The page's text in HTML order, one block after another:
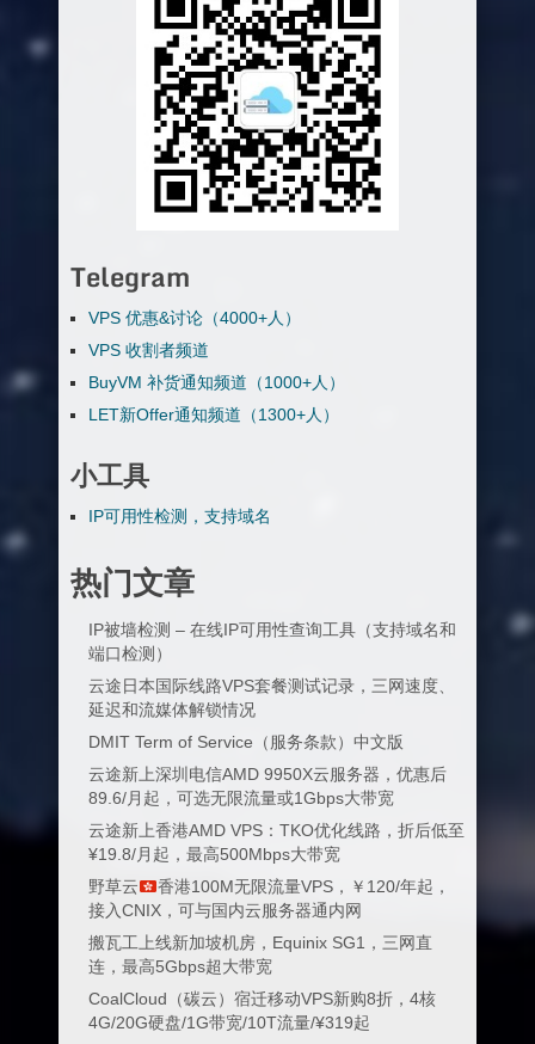
Telegram
VPS 优惠&讨论（4000+人）
VPS 收割者频道
BuyVM 补货通知频道（1000+人）
LET新Offer通知频道（1300+人）
小工具
IP可用性检测，支持域名
热门文章
IP被墙检测 – 在线IP可用性查询工具（支持域名和
端口检测）
云途日本国际线路VPS套餐测试记录，三网速度、
延迟和流媒体解锁情况
DMIT Term of Service（服务条款）中文版
云途新上深圳电信AMD 9950X云服务器，优惠后
89.6/月起，可选无限流量或1Gbps大带宽
云途新上香港AMD VPS：TKO优化线路，折后低至
¥19.8/月起，最高500Mbps大带宽
野草云
香港100M无限流量VPS，￥120/年起，
接入CNIX，可与国内云服务器通内网
搬瓦工上线新加坡机房，Equinix SG1，三网直
连，最高5Gbps超大带宽
CoalCloud（碳云）宿迁移动VPS新购8折，4核
4G/20G硬盘/1G带宽/10T流量/¥319起